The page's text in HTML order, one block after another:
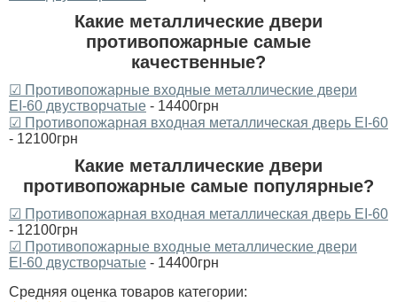
Какие металлические двери
противопожарные самые
качественные?
☑ Противопожарные входные металлические двери
ЕІ-60 двустворчатые - 14400грн
☑ Противопожарная входная металлическая дверь ЕI-60
- 12100грн
Какие металлические двери
противопожарные самые популярные?
☑ Противопожарная входная металлическая дверь ЕI-60
- 12100грн
☑ Противопожарные входные металлические двери
ЕІ-60 двустворчатые - 14400грн
Средняя оценка товаров категории: